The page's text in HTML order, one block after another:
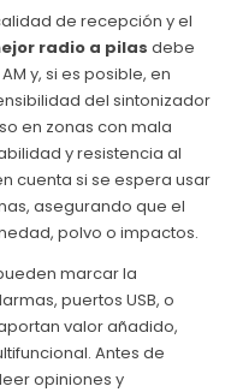
de recepción y el
radio a pilas debe
y, si es posible, en
del sintonizador
en zonas con mala
y resistencia al
cuenta si se espera usar
asegurando que el
polvo o impactos.
marcar la
puertos USB, o
valor añadido,
Antes de
opiniones y